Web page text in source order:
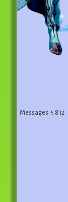
Messages: 5 832